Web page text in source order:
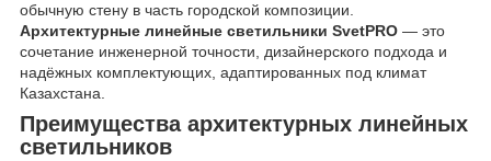
обычную стену в часть городской композиции.
Архитектурные линейные светильники SvetPRO — это
сочетание инженерной точности, дизайнерского подхода и
надёжных комплектующих, адаптированных под климат
Казахстана.
Преимущества архитектурных линейных
светильников